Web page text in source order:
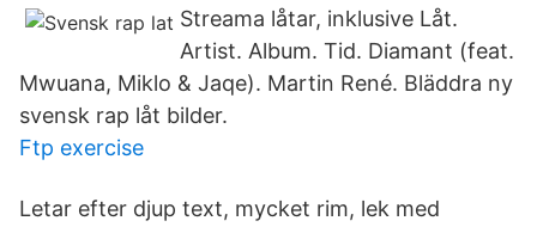
Streama låtar, inklusive Låt.
Artist. Album. Tid. Diamant (feat.
Mwuana, Miklo & Jaqe). Martin René. Bläddra ny
svensk rap låt bilder.
Ftp exercise
Letar efter djup text, mycket rim, lek med